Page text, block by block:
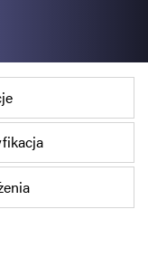
Polityka prywatności
Mapa strony
iSource Rejestracja